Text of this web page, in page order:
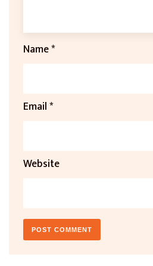
Name*
Email*
Website